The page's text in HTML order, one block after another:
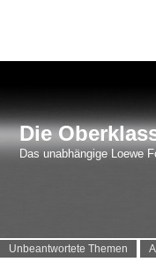
Die
Das unabhängige Loewe
Unbeantwortete Themen